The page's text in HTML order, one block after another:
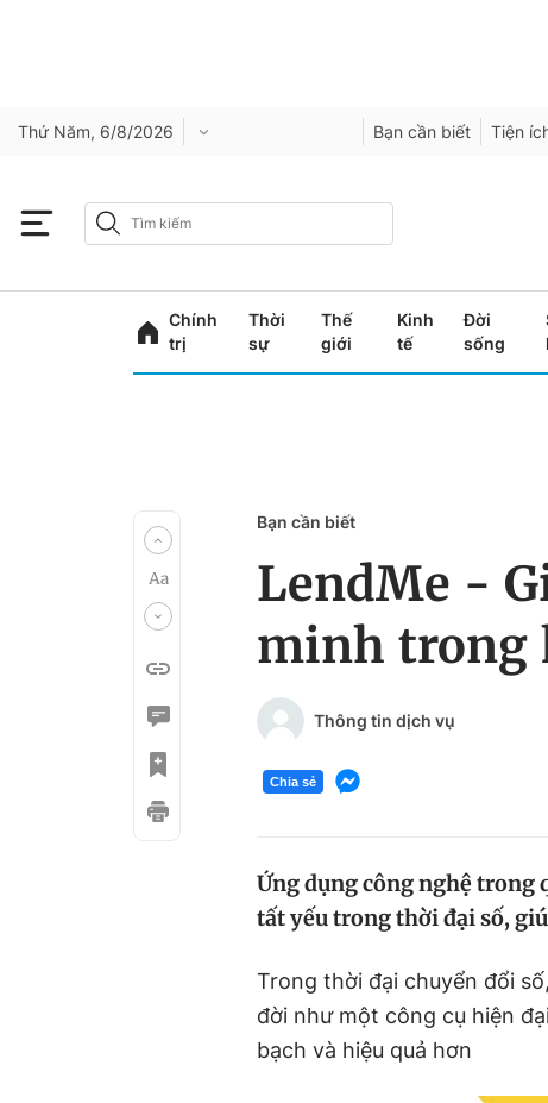
Thứ Năm, 6/8/2026 Bạn cần biết Tiện
Chính
trị
Thời
sự
Thế
giới
Kinh
tế
Đời
sống
Bạn cần biết
LendMe -
minh trong
Thông tin dịch vụ
Chia sẻ
Ứng dụng công nghệ trong
tất yếu trong thời đại số,
Trong thời đại chuyển đổi
đời như một công cụ hiện
bạch và hiệu quả hơn